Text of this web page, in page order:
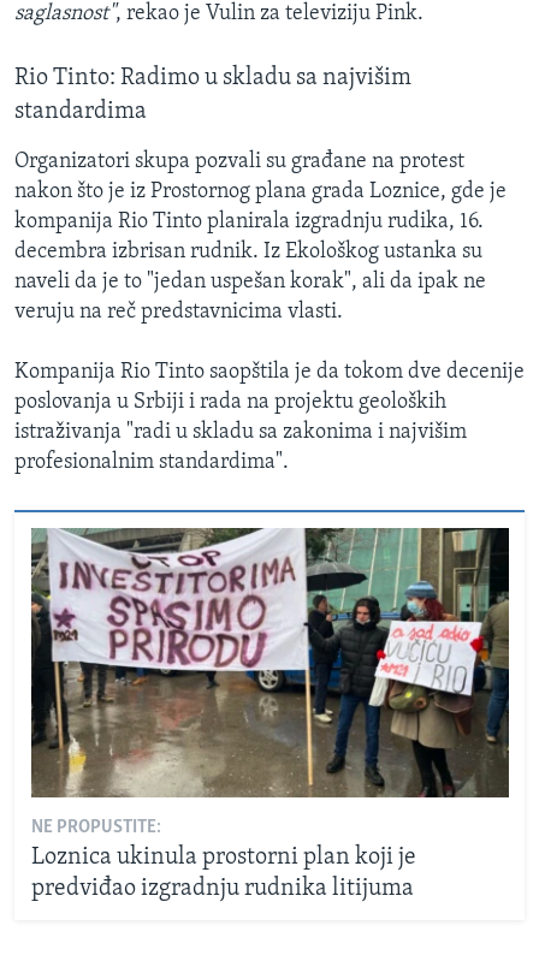
saglasnost", rekao je Vulin za televiziju Pink.
Rio Tinto: Radimo u skladu sa najvišim
standardima
Organizatori skupa pozvali su građane na protest
nakon što je iz Prostornog plana grada Loznice, gde je
kompanija Rio Tinto planirala izgradnju rudika, 16.
decembra izbrisan rudnik. Iz Ekološkog ustanka su
naveli da je to "jedan uspešan korak", ali da ipak ne
veruju na reč predstavnicima vlasti.
Kompanija Rio Tinto saopštila je da tokom dve decenije
poslovanja u Srbiji i rada na projektu geoloških
istraživanja "radi u skladu sa zakonima i najvišim
profesionalnim standardima".
NE PROPUSTITE:
Loznica ukinula prostorni plan koji je
predviđao izgradnju rudnika litijuma